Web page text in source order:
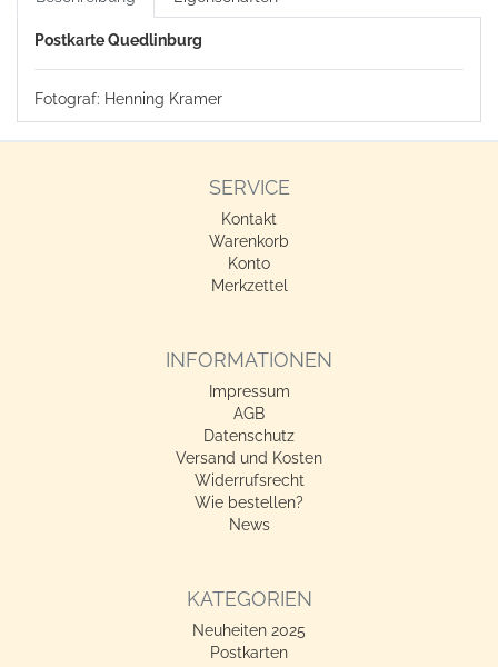
Postkarte Quedlinburg
Fotograf: Henning Kramer
SERVICE
Kontakt
Warenkorb
Konto
Merkzettel
INFORMATIONEN
Impressum
AGB
Datenschutz
Versand und Kosten
Widerrufsrecht
Wie bestellen?
News
KATEGORIEN
Neuheiten 2025
Postkarten